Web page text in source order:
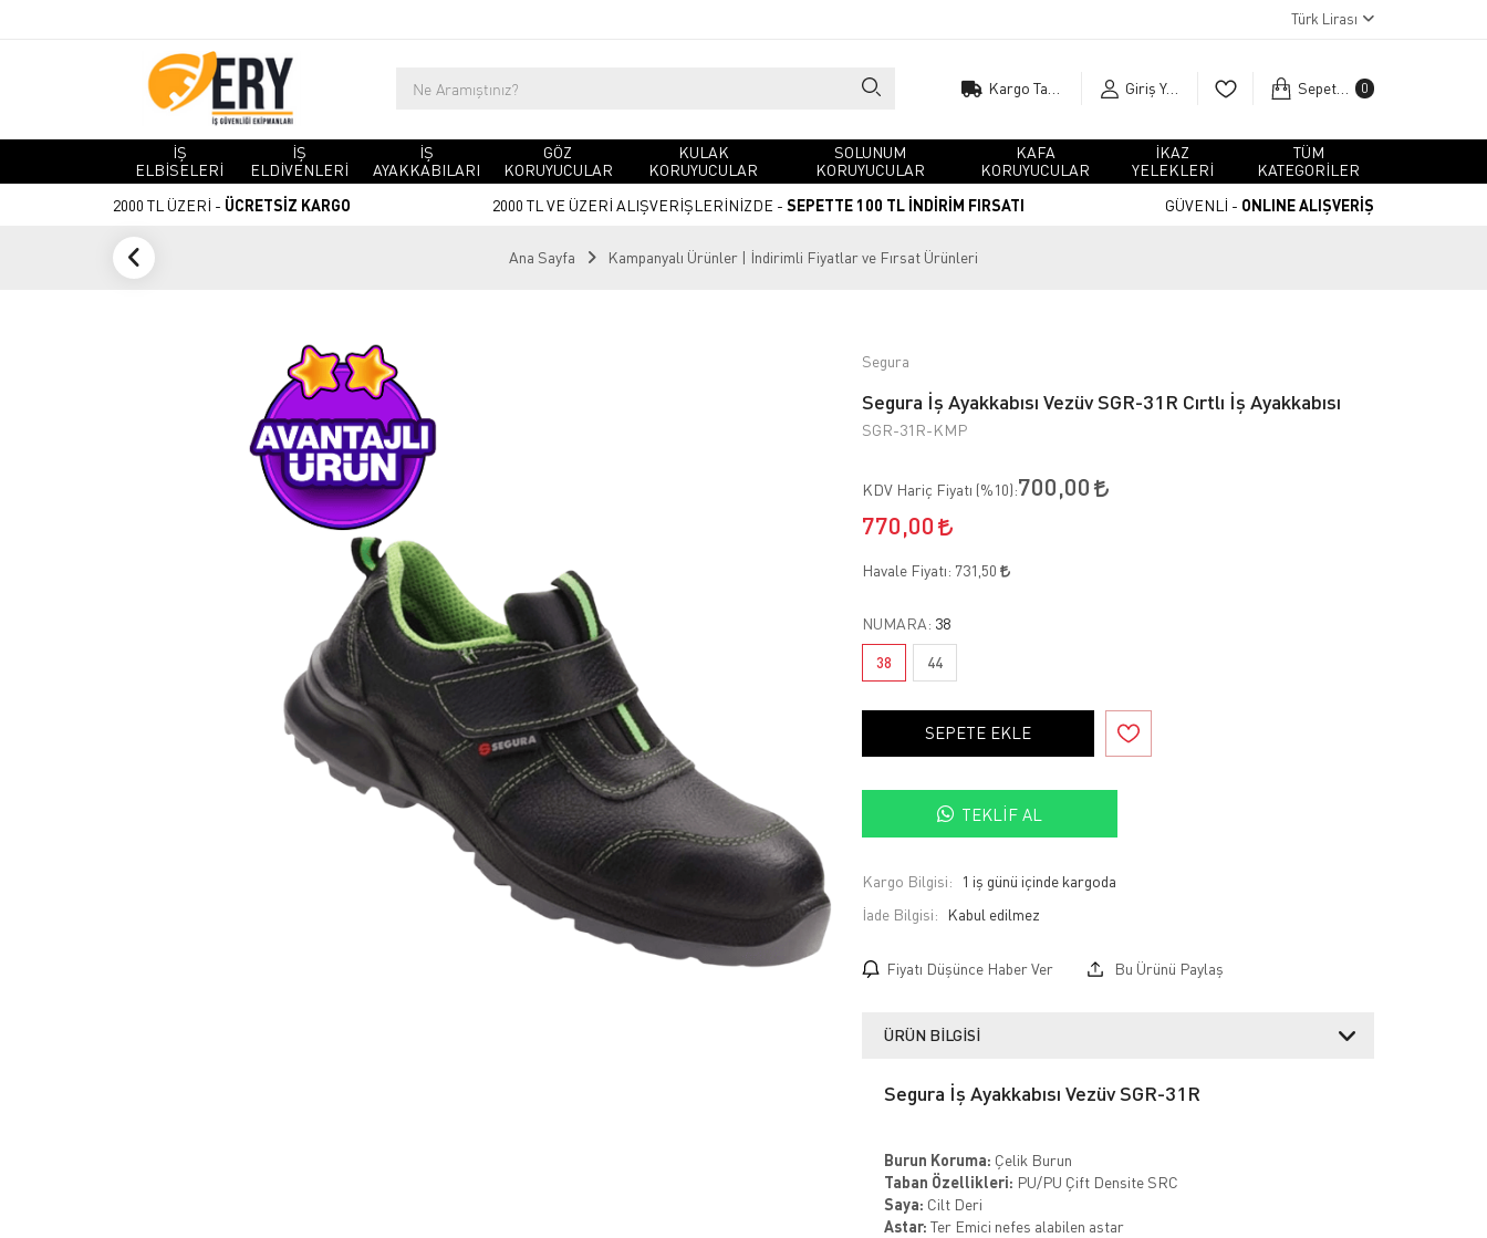
Türk Lirası
Giriş Yap Sepetim 0
İŞ
ELBİSELERİ
İŞ
ELDİVENLERİ
İŞ
AYAKKABILARI
GÖZ
KORUYUCULAR
KULAK
KORUYUCULAR
SOLUNUM
KORUYUCULAR
KAFA
KORUYUCULAR
İKAZ
YELEKLERİ
TÜM
KATEGORİLER
2000 TL ÜZERİ - ÜCRETSİZ KARGO 2000 TL VE ÜZERİ ALIŞVERİŞLERİNİZDE - SEPETTE 100 TL İNDİRİM FIRSATI GÜVENLİ - ONLINE ALIŞVERİŞ
Ana Sayfa Kampanyalı Ürünler | İndirimli Fiyatlar ve Fırsat Ürünleri
Segura
Segura İş Ayakkabısı Vezüv SGR-31R Cırtlı İş Ayakkabısı
SGR-31R-KMP
KDV Hariç Fiyatı (%10):700,00
770,00
Havale Fiyatı: 731,50
NUMARA: 38
38 44
SEPETE EKLE
TEKLIF AL
Kargo Bilgisi:
1 iş günü içinde kargoda
İade Bilgisi:
Fiyatı Düşünce Haber Ver Bu Ürünü Paylaş
ÜRÜN BILGISI
Segura İş Ayakkabısı Vezüv SGR-31R
Burun Koruma: Çelik Burun
Taban Özellikleri: PU/PU Çift Densite SRC
Saya: Cilt Deri
Astar: Ter Emici nefes alabilen astar